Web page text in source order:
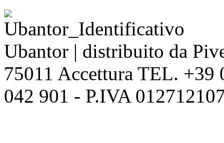
Ubantor | distribuito da
75011 Accettura TEL.
042 901 - P.IVA